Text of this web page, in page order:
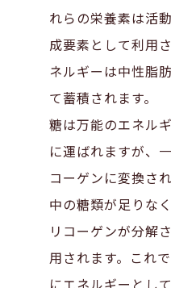
れらの栄養素は活
成要素として利用
ネルギーは中性脂
て蓄積されます。
糖は万能のエネル
に運ばれますが、
コーゲンに変換さ
中の糖類が足りな
リコーゲンが分解
用されます。これ
にエネルギーとし